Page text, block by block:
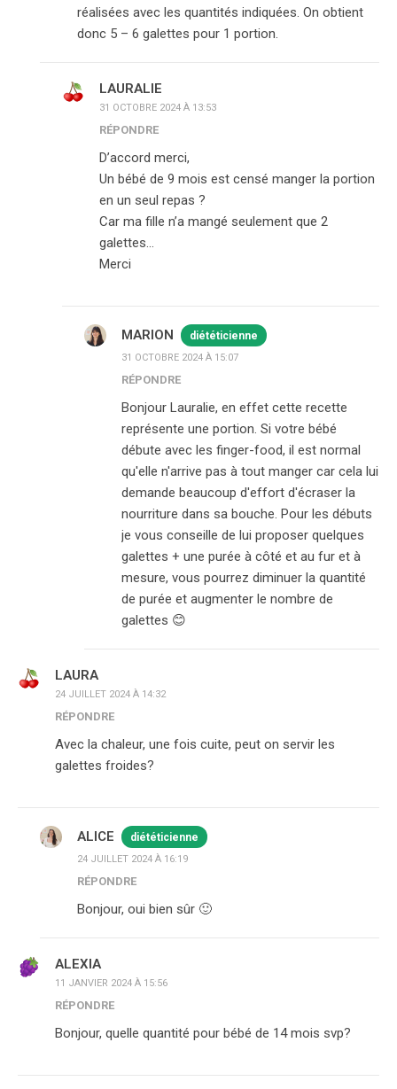
réalisées avec les quantités indiquées. On obtient
donc 5 – 6 galettes pour 1 portion.
LAURALIE
31 OCTOBRE 2024 À 13:53
RÉPONDRE
D’accord merci,
Un bébé de 9 mois est censé manger la portion
en un seul repas ?
Car ma fille n’a mangé seulement que 2
galettes…
Merci
MARION diététicienne
31 OCTOBRE 2024 À 15:07
RÉPONDRE
Bonjour Lauralie, en effet cette recette
représente une portion. Si votre bébé
débute avec les finger-food, il est normal
qu'elle n'arrive pas à tout manger car cela lui
demande beaucoup d'effort d'écraser la
nourriture dans sa bouche. Pour les débuts
je vous conseille de lui proposer quelques
galettes + une purée à côté et au fur et à
mesure, vous pourrez diminuer la quantité
de purée et augmenter le nombre de
galettes 😊
LAURA
24 JUILLET 2024 À 14:32
RÉPONDRE
Avec la chaleur, une fois cuite, peut on servir les
galettes froides?
ALICE diététicienne
24 JUILLET 2024 À 16:19
RÉPONDRE
Bonjour, oui bien sûr 🙂
ALEXIA
11 JANVIER 2024 À 15:56
RÉPONDRE
Bonjour, quelle quantité pour bébé de 14 mois svp?